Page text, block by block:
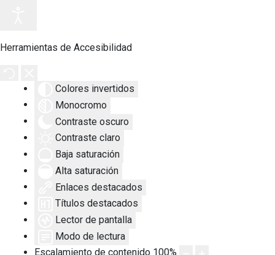
Herramientas de Accesibilidad
Colores invertidos
Monocromo
Contraste oscuro
Contraste claro
Baja saturación
Alta saturación
Enlaces destacados
Títulos destacados
Lector de pantalla
Modo de lectura
Escalamiento de contenido 100%